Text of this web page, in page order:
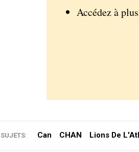
Accédez à
SUJETS: Can CHAN Lions De